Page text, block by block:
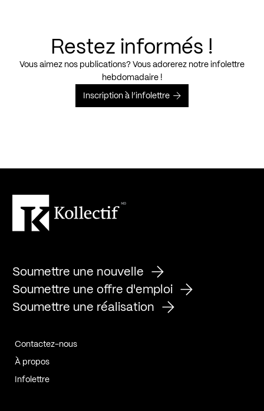
Restez informés !
Vous aimez nos publications? Vous adorerez notre infolettre
hebdomadaire !
Inscription à l’infolettre
Soumettre une nouvelle
Soumettre une offre d'emploi
Soumettre une réalisation
Contactez-nous
À propos
Infolettre